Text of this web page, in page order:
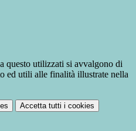
questo utilizzati si avvalgono di
ed utili alle finalità illustrate nella
Accetta tutti i cookies